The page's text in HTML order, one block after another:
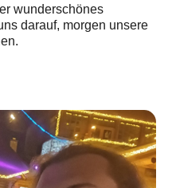
wunderschönes
darauf, morgen unsere